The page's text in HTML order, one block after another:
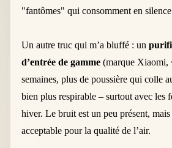
"fantômes" qui consomment en
Un autre truc qui m’a bluffé : un
d’entrée de gamme (marque Xiaomi,
semaines, plus de poussière qui colle
bien plus respirable – surtout avec les
hiver. Le bruit est un peu présent,
acceptable pour la qualité de l’air.